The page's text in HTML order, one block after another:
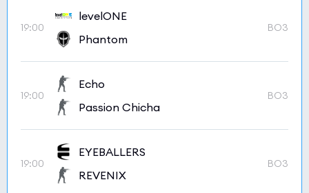
19:00
levelONE
Phantom
BO3
19:00
Echo
Passion Chicha
BO3
19:00
EYEBALLERS
REVENIX
BO3